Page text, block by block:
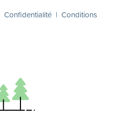
Confidentialité | Conditions